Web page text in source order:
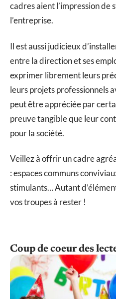
cadres aient l’impression de
l’entreprise.
Il est aussi judicieux
entre la direction et ses
exprimer librement leurs
leurs projets professionnels
peut être appréciée par
preuve tangible que leur
pour la société.
Veillez à offrir un cadre
: espaces communs
stimulants… Autant
vos troupes à rester !
Coup de coeur des